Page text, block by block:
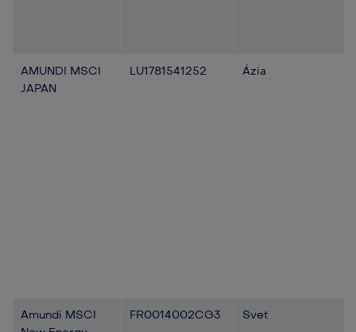
AMUNDI MSCI
JAPAN
LU1781541252 Ázia
Amundi MSCI
FR0014002CG3 Svet